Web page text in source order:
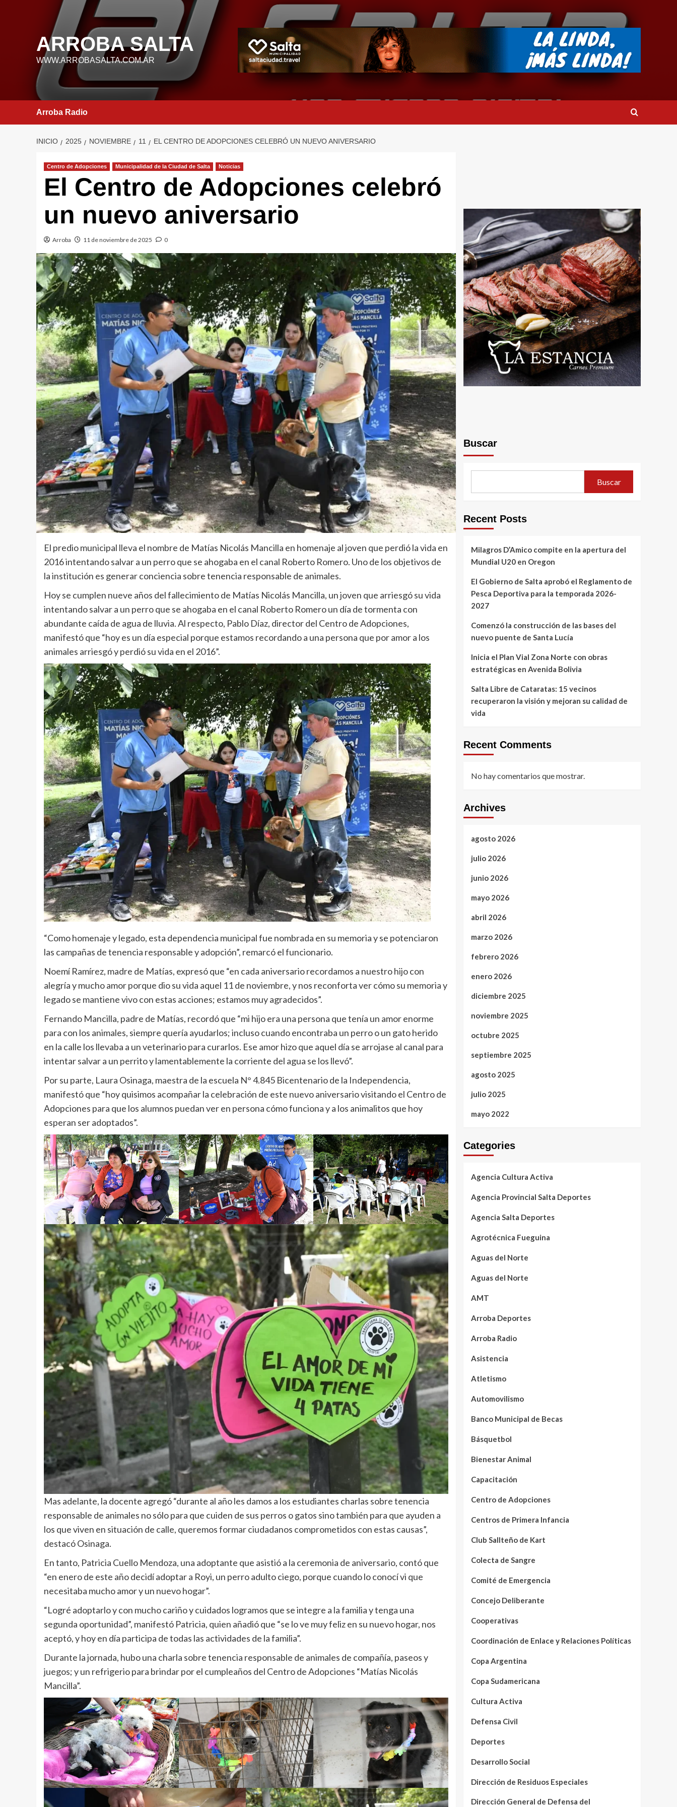
ARROBA SALTA
WWW.ARROBASALTA.COM.AR
Arroba Radio
INICIO 2025 NOVIEMBRE 11 EL CENTRO DE ADOPCIONES CELEBRÓ UN NUEVO ANIVERSARIO
Centro de Adopciones Municipalidad de la Ciudad de Salta Noticias
El Centro de Adopciones celebró
un nuevo aniversario
Arroba 11 de noviembre de 2025 0
El predio municipal lleva el nombre de Matías Nicolás Mancilla en homenaje al joven que perdió la vida en
2016 intentando salvar a un perro que se ahogaba en el canal Roberto Romero. Uno de los objetivos de
la institución es generar conciencia sobre tenencia responsable de animales.
Hoy se cumplen nueve años del fallecimiento de Matías Nicolás Mancilla, un joven que arriesgó su vida
intentando salvar a un perro que se ahogaba en el canal Roberto Romero un día de tormenta con
abundante caída de agua de lluvia. Al respecto, Pablo Díaz, director del Centro de Adopciones,
manifestó que “hoy es un día especial porque estamos recordando a una persona que por amor a los
animales arriesgó y perdió su vida en el 2016”.
“Como homenaje y legado, esta dependencia municipal fue nombrada en su memoria y se potenciaron
las campañas de tenencia responsable y adopción”, remarcó el funcionario.
Noemí Ramírez, madre de Matías, expresó que “en cada aniversario recordamos a nuestro hijo con
alegría y mucho amor porque dio su vida aquel 11 de noviembre, y nos reconforta ver cómo su memoria y
legado se mantiene vivo con estas acciones; estamos muy agradecidos”.
Fernando Mancilla, padre de Matías, recordó que “mi hijo era una persona que tenía un amor enorme
para con los animales, siempre quería ayudarlos; incluso cuando encontraba un perro o un gato herido
en la calle los llevaba a un veterinario para curarlos. Ese amor hizo que aquel día se arrojase al canal para
intentar salvar a un perrito y lamentablemente la corriente del agua se los llevó”.
Por su parte, Laura Osinaga, maestra de la escuela N° 4.845 Bicentenario de la Independencia,
manifestó que “hoy quisimos acompañar la celebración de este nuevo aniversario visitando el Centro de
Adopciones para que los alumnos puedan ver en persona cómo funciona y a los animalitos que hoy
esperan ser adoptados”.
Mas adelante, la docente agregó “durante al año les damos a los estudiantes charlas sobre tenencia
responsable de animales no sólo para que cuiden de sus perros o gatos sino también para que ayuden a
los que viven en situación de calle, queremos formar ciudadanos comprometidos con estas causas”,
destacó Osinaga.
En tanto, Patricia Cuello Mendoza, una adoptante que asistió a la ceremonia de aniversario, contó que
“en enero de este año decidí adoptar a Royi, un perro adulto ciego, porque cuando lo conocí vi que
necesitaba mucho amor y un nuevo hogar”.
“Logré adoptarlo y con mucho cariño y cuidados logramos que se integre a la familia y tenga una
segunda oportunidad”, manifestó Patricia, quien añadió que “se lo ve muy feliz en su nuevo hogar, nos
aceptó, y hoy en día participa de todas las actividades de la familia”.
Durante la jornada, hubo una charla sobre tenencia responsable de animales de compañía, paseos y
juegos; y un refrigerio para brindar por el cumpleaños del Centro de Adopciones “Matías Nicolás
Mancilla”.
Buscar
Buscar
Recent Posts
Milagros D’Amico compite en la apertura del
Mundial U20 en Oregon
El Gobierno de Salta aprobó el Reglamento de
Pesca Deportiva para la temporada 2026-
2027
Comenzó la construcción de las bases del
nuevo puente de Santa Lucía
Inicia el Plan Vial Zona Norte con obras
estratégicas en Avenida Bolivia
Salta Libre de Cataratas: 15 vecinos
recuperaron la visión y mejoran su calidad de
vida
Recent Comments
No hay comentarios que mostrar.
Archives
agosto 2026
julio 2026
junio 2026
mayo 2026
abril 2026
marzo 2026
febrero 2026
enero 2026
diciembre 2025
noviembre 2025
octubre 2025
septiembre 2025
agosto 2025
julio 2025
mayo 2022
Categories
Agencia Cultura Activa
Agencia Provincial Salta Deportes
Agencia Salta Deportes
Agrotécnica Fueguina
Aguas del Norte
Aguas del Norte
AMT
Arroba Deportes
Arroba Radio
Asistencia
Atletismo
Automovilismo
Banco Municipal de Becas
Básquetbol
Bienestar Animal
Capacitación
Centro de Adopciones
Centros de Primera Infancia
Club Sallteño de Kart
Colecta de Sangre
Comité de Emergencia
Concejo Deliberante
Cooperativas
Coordinación de Enlace y Relaciones Políticas
Copa Argentina
Copa Sudamericana
Cultura Activa
Defensa Civil
Deportes
Desarrollo Social
Dirección de Residuos Especiales
Dirección General de Defensa del